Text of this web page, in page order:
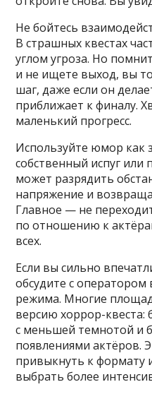
Не бойтесь
В страшных квестах
углом угроза. Но
и не ищете выход, вы
шаг, даже если он
приближает к финалу.
маленький прогресс.
Используйте юмор как
собственный испуг или
может разрядить
напряжение и
Главное — не
по отношению к
всех.
Если вы сильно
обсудите с
режима. Многие
версию хоррор-квеста:
с меньшей темнотой и
появлениями актёров.
привыкнуть к формату
выбрать более